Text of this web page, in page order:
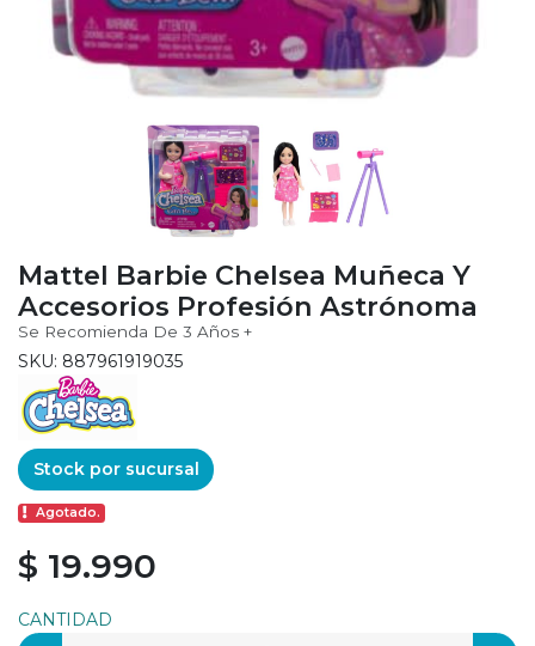
Mattel Barbie Chelsea Muñeca Y
Accesorios Profesión Astrónoma
Se Recomienda De 3 Años +
SKU: 887961919035
Stock por sucursal
Agotado.
$ 19.990
CANTIDAD